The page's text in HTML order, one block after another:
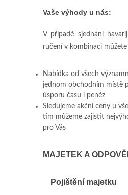
Vaše výhody u nás:
V případě sjednání
ručení v kombinaci můžete
Nabídka od všech
jednom obchodním místě
úsporu času i peněz
Sledujeme akční ceny u
tím můžeme zajistit
pro Vás
MAJETEK A
Pojištění majetku